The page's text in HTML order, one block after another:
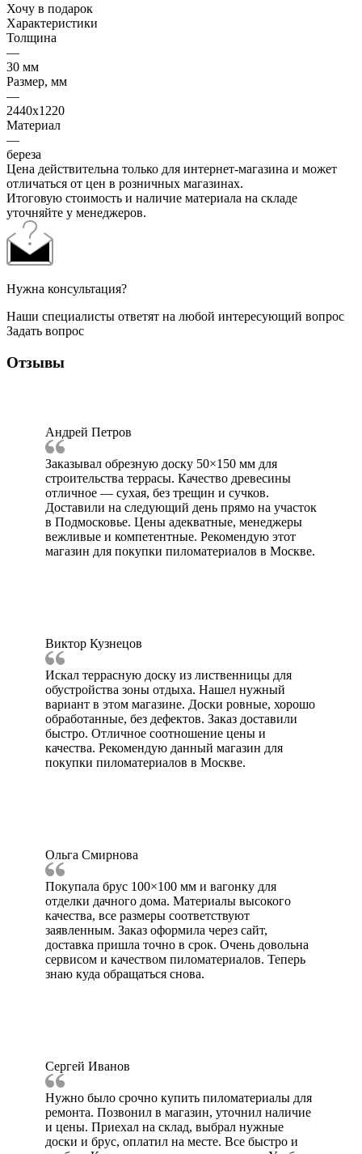
Хочу в подарок
Характеристики
Толщина
—
30 мм
Размер, мм
—
2440х1220
Материал
—
береза
Цена действительна только для интернет-магазина и может
отличаться от цен в розничных магазинах.
Итоговую стоимость и наличие материала на складе
уточняйте у менеджеров.
Нужна консультация?
Наши специалисты ответят на любой интересующий вопрос
Задать вопрос
Отзывы
Андрей Петров
Заказывал обрезную доску 50×150 мм для
строительства террасы. Качество древесины
отличное — сухая, без трещин и сучков.
Доставили на следующий день прямо на участок
в Подмосковье. Цены адекватные, менеджеры
вежливые и компетентные. Рекомендую этот
магазин для покупки пиломатериалов в Москве.
Виктор Кузнецов
Искал террасную доску из лиственницы для
обустройства зоны отдыха. Нашел нужный
вариант в этом магазине. Доски ровные, хорошо
обработанные, без дефектов. Заказ доставили
быстро. Отличное соотношение цены и
качества. Рекомендую данный магазин для
покупки пиломатериалов в Москве.
Ольга Смирнова
Покупала брус 100×100 мм и вагонку для
отделки дачного дома. Материалы высокого
качества, все размеры соответствуют
заявленным. Заказ оформила через сайт,
доставка пришла точно в срок. Очень довольна
сервисом и качеством пиломатериалов. Теперь
знаю куда обращаться снова.
Сергей Иванов
Нужно было срочно купить пиломатериалы для
ремонта. Позвонил в магазин, уточнил наличие
и цены. Приехал на склад, выбрал нужные
доски и брус, оплатил на месте. Все быстро и